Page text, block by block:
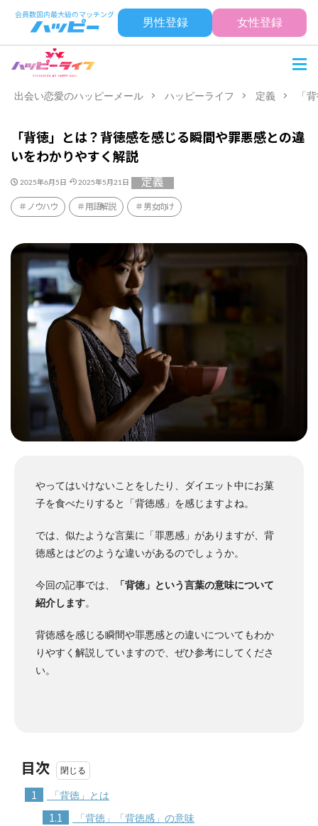
男性登録 女性登録
出会い恋愛のハッピーメール ハッピーライフ 定義 「
「背徳」とは？背徳感を感じる瞬間や罪悪感との違
いをわかりやすく解説
2025年6月5日 2025年5月21日 定義
ノウハウ 用語解説 男女向け
やってはいけないことをしたり、ダイエット中にお菓
子を食べたりすると「背徳感」を感じますよね。
では、似たような言葉に「罪悪感」がありますが、背
徳感とはどのような違いがあるのでしょうか。
今回の記事では、
「背徳」という言葉の意味について
紹介します。
背徳感を感じる瞬間や罪悪感との違いについてもわか
りやすく解説していますので、ぜひ参考にしてくださ
い。
目次
1 「背徳」とは
1.1 「背徳」「背徳感」の意味